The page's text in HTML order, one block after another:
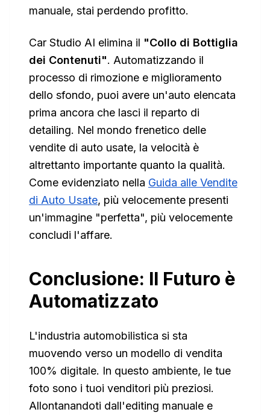
manuale, stai perdendo profitto.
Car Studio AI elimina il "Collo di Bottiglia
dei Contenuti". Automatizzando il
processo di rimozione e miglioramento
dello sfondo, puoi avere un'auto elencata
prima ancora che lasci il reparto di
detailing. Nel mondo frenetico delle
vendite di auto usate, la velocità è
altrettanto importante quanto la qualità.
Come evidenziato nella Guida alle Vendite
di Auto Usate, più velocemente presenti
un'immagine "perfetta", più velocemente
concludi l'affare.
Conclusione: Il Futuro è
Automatizzato
L'industria automobilistica si sta
muovendo verso un modello di vendita
100% digitale. In questo ambiente, le tue
foto sono i tuoi venditori più preziosi.
Allontanandoti dall'editing manuale e